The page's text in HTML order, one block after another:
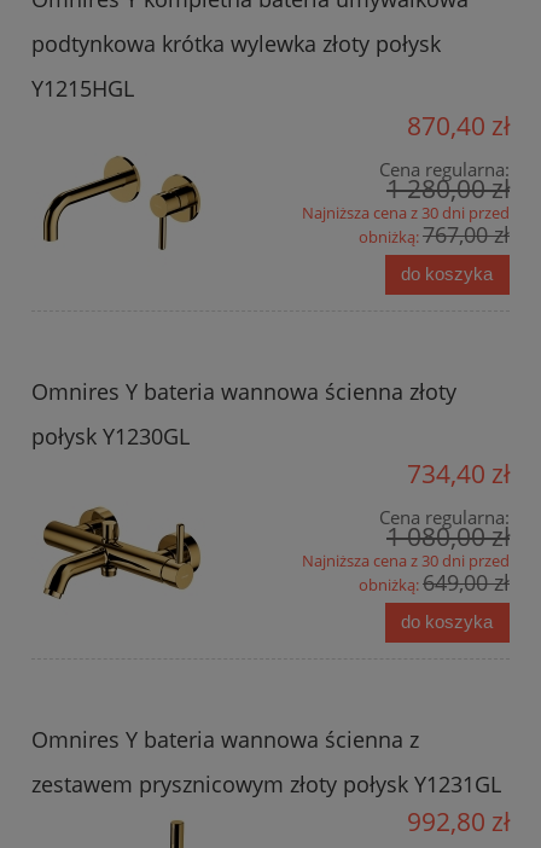
podtynkowa krótka wylewka złoty połysk
Y1215HGL
870,40 zł
Cena regularna:
1 280,00 zł
Najniższa cena z 30 dni przed
obniżką:767,00 zł
do koszyka
Omnires Y bateria wannowa ścienna złoty
połysk Y1230GL
734,40 zł
Cena regularna:
1 080,00 zł
Najniższa cena z 30 dni przed
obniżką:649,00 zł
do koszyka
Omnires Y bateria wannowa ścienna z
zestawem prysznicowym złoty połysk Y1231GL
992,80 zł